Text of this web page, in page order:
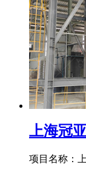
上海冠
项目名称：